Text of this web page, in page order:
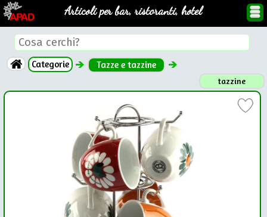
Articoli per bar, ristoranti, hotel
Categorie Tazze e tazzine
tazzine